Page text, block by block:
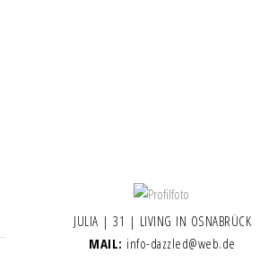
JULIA | 31 | LIVING IN OSNABRÜCK
MAIL: info-dazzled@web.de